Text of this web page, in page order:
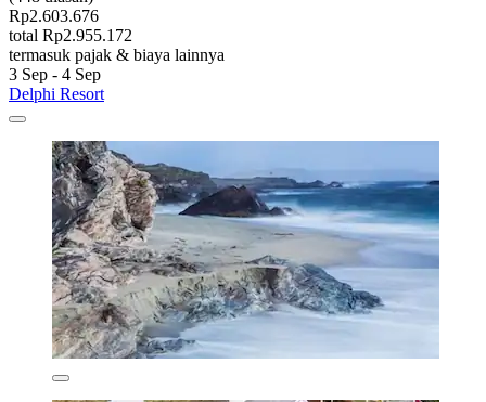
Rp2.603.676
total Rp2.955.172
termasuk pajak & biaya lainnya
3 Sep - 4 Sep
Delphi Resort